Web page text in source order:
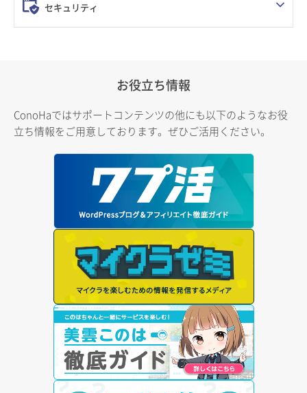
セキュリティ
お役立ち情報
ConoHaではサポートコンテンツの他にも以下のようなお役
立ち情報をご用意しております。ぜひご活用ください。